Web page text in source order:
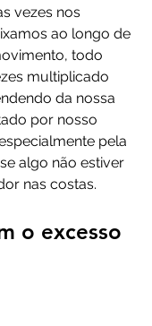
vezes nos
ao longo de
todo
multiplicado
da nossa
por nosso
pela
algo não estiver
nas costas.
o excesso